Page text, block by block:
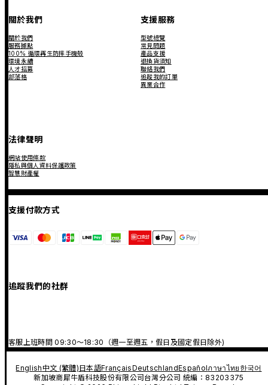
關於我們
關於我們
服務據點
100% 循環再生防摔手機殼
環境永續
人才招募
部落格
支援服務
型號總覽
常見問題
產品支援
退換貨須知
聯絡我們
追蹤我的訂單
異業合作
法律聲明
網站使用條款
隱私與個人資料保護政策
智慧財產權
支援付款方式
追蹤我們的社群
客服上班時間 09:30～18:30（週一至週五，假日及國定假日除外)
English中文 (繁體)日本語FrançaisDeutschlandEspañolภาษาไทย 한국어
新加坡商犀牛盾科技股份有限公司台灣分公司 統編：83203375